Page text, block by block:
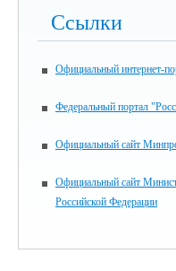
Ссылки
Официальный интернет-
Федеральный портал
Официальный сайт
Официальный сайт
Российской Федерации